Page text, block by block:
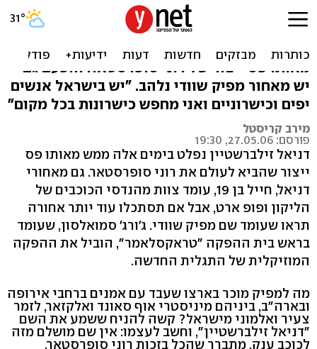
דניאל סופרסטאר
דניאל זילברשטיין הוא חייל בן 19 שמגיע אלינו
מאותו פס ייצור של רוני סופרסטאר. והפעם גם
יש מאחור מפיק שוודי נלהב. "יש בישראל אנשים
יפים וכישרוניים ואני מחפש כישרונות בכל מקום"
מירב קריסטל
פורסם: 27.05.06, 19:30
דניאל זילברשטיין נפלט בימים אלה ממש מאותו פס
ייצור שהביא לעולם את רוני סופרסטאר. גם מאחורי
דניאל, חייל בן 19, עומד צוות מהנדסי הכוכבים של
הליקון ופופ ארט, אבל אם תסתכלו עוד יותר אחורה
תראו שעומד שם מפיק שוודי. ג'ורג' סמואלסון, שעומד
בראש בית ההפקה "טראקסלאמר", הוביל את ההפקה
המוזיקלית של התגלית החדשה.
מה למפיק מוכר בארצו שעבד עם אמנים ברחבי אירופה
ובארה"ב, ביניהם מיניסטרי אוף סאונד ואלקזאר, לזמר
צעיר ואלמוני מישראל? קשה להניח ששמע את השם
"דניאל זילברשטיין", וחשב לעצמו: אין שם מושלם מזה
לכוכב ענק. מתברר שהכל בזכות רוני סופרסטאר.